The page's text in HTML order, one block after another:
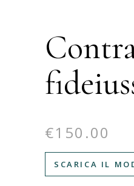
€150.00
SCARICA IL